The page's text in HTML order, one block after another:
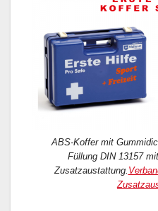
ABS-Koffer mit
Füllung DIN 13157
Zusatzaustattung.